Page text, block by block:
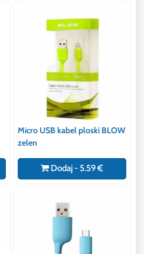
Micro USB kabel ploski BLOW
zelen
Dodaj - 5.59 €